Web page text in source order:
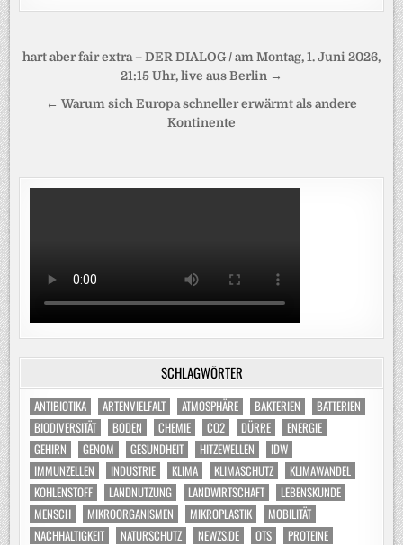
Beitragsnavigation
hart aber fair extra – DER DIALOG / am Montag, 1. Juni 2026,
21:15 Uhr, live aus Berlin →
← Warum sich Europa schneller erwärmt als andere
Kontinente
SCHLAGWÖRTER
ANTIBIOTIKA ARTENVIELFALT ATMOSPHÄRE BAKTERIEN
BATTERIEN
BIODIVERSITÄT
BODEN CHEMIE CO2 DÜRRE
ENERGIE
GEHIRN
GENOM GESUNDHEIT HITZEWELLEN
IDW
IMMUNZELLEN
INDUSTRIE KLIMA KLIMASCHUTZ
KLIMAWANDEL
KOHLENSTOFF
LANDNUTZUNG LANDWIRTSCHAFT
LEBENSKUNDE
MENSCH
MIKROORGANISMEN MIKROPLASTIK
MOBILITÄT
NACHHALTIGKEIT
NATURSCHUTZ NEWZS.DE OTS PROTEINE